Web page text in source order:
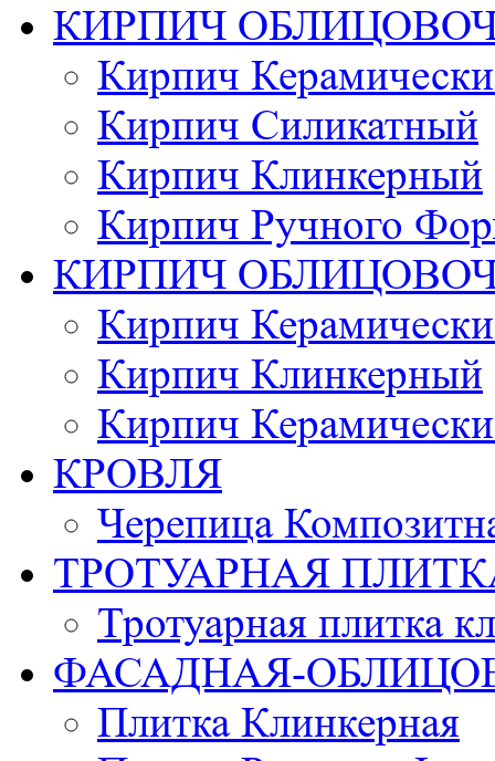
КИРПИЧ
Кирпич
Кирпич Силикатный
Кирпич Клинкерный
Кирпич Ручного
КИРПИЧ
Кирпич
Кирпич Клинкерный
Кирпич
КРОВЛЯ
Черепица
ТРОТУАРНАЯ
Тротуарная плитка
ФАСАДНАЯ-
Плитка Клинкерная